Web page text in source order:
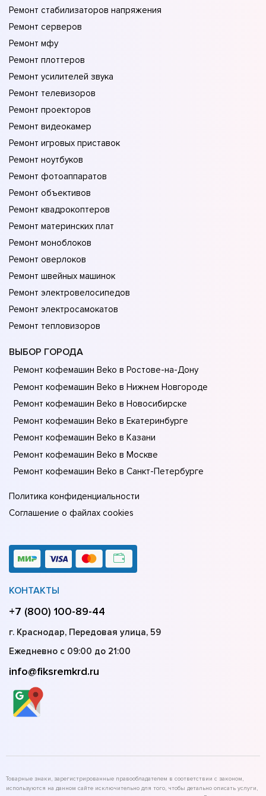
Ремонт стабилизаторов напряжения
Ремонт серверов
Ремонт мфу
Ремонт плоттеров
Ремонт усилителей звука
Ремонт телевизоров
Ремонт проекторов
Ремонт видеокамер
Ремонт игровых приставок
Ремонт ноутбуков
Ремонт фотоаппаратов
Ремонт объективов
Ремонт квадрокоптеров
Ремонт материнских плат
Ремонт моноблоков
Ремонт оверлоков
Ремонт швейных машинок
Ремонт электровелосипедов
Ремонт электросамокатов
Ремонт тепловизоров
ВЫБОР ГОРОДА
Ремонт кофемашин Beko в Ростове-на-Донy
Ремонт кофемашин Beko в Нижнем Новгороде
Ремонт кофемашин Beko в Новосибирске
Ремонт кофемашин Beko в Екатеринбурге
Ремонт кофемашин Beko в Казани
Ремонт кофемашин Beko в Москве
Ремонт кофемашин Beko в Санкт-Петербурге
Политика конфиденциальности
Соглашение о файлах cookies
КОНТАКТЫ
+7 (800) 100-89-44
г. Краснодар, Передовая улица, 59
Ежедневно с 09:00 до 21:00
info@fiksremkrd.ru
Товарные знаки, зарегистрированные правообладателем в соответствии с законом,
используются на данном сайте исключительно для того, чтобы детально описать услуги,